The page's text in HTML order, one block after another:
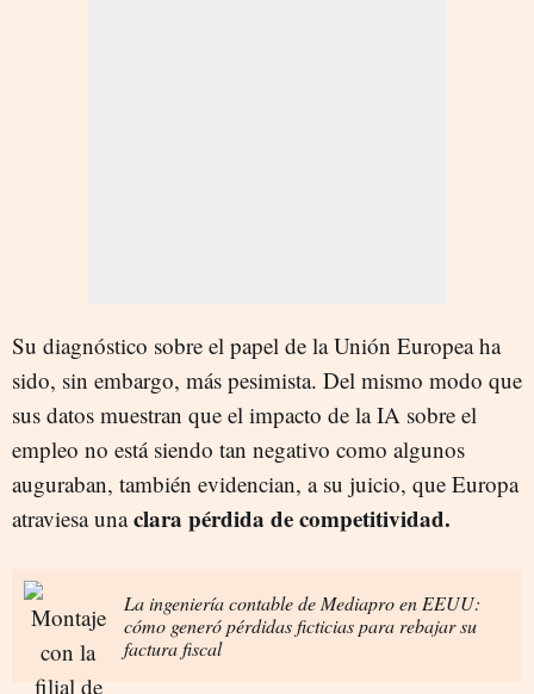
Su diagnóstico sobre el papel de la Unión Europea ha
sido, sin embargo, más pesimista. Del mismo modo que
sus datos muestran que el impacto de la IA sobre el
empleo no está siendo tan negativo como algunos
auguraban, también evidencian, a su juicio, que Europa
atraviesa unaclara pérdida de competitividad.
La ingeniería contable de Mediapro en EEUU:
cómo generó pérdidas ficticias para rebajar su
factura fiscal